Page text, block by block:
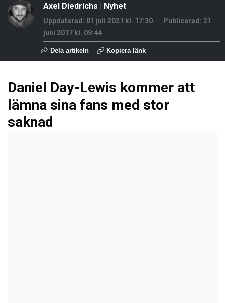
Axel Diedrichs | Nyhet
Uppdaterad: 01 juli 2021 kl. 17:30 Publicerad: 21
juni 2017 kl. 09:44
Dela artikeln Kopiera länk
Daniel Day-Lewis kommer att
lämna sina fans med stor
saknad